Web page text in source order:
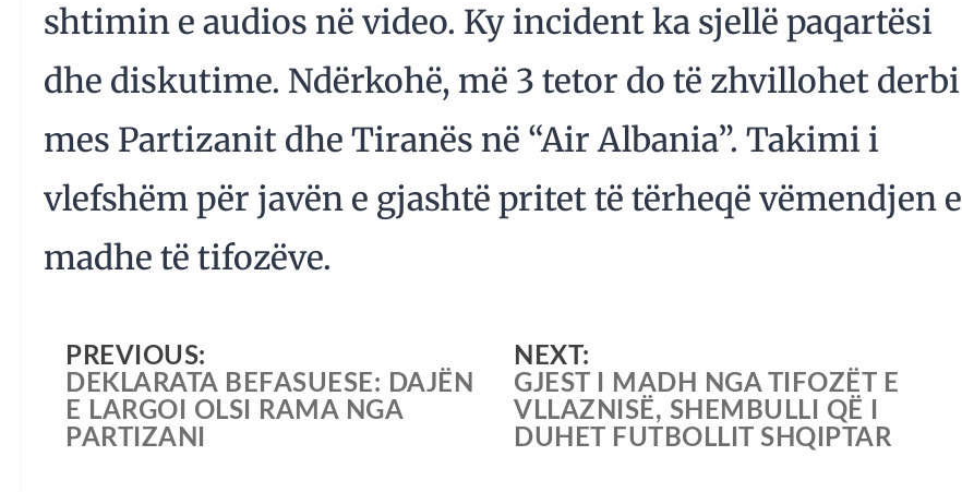
shtimin e audios në video. Ky incident ka sjellë paqartësi
dhe diskutime. Ndërkohë, më 3 tetor do të zhvillohet derbi
mes Partizanit dhe Tiranës në “Air Albania”. Takimi i
vlefshëm për javën e gjashtë pritet të tërheqë vëmendjen e
madhe të tifozëve.
PREVIOUS:
DEKLARATA BEFASUESE: DAJËN
E LARGOI OLSI RAMA NGA
PARTIZANI
NEXT:
GJEST I MADH NGA TIFOZËT E
VLLAZNISË, SHEMBULLI QË I
DUHET FUTBOLLIT SHQIPTAR